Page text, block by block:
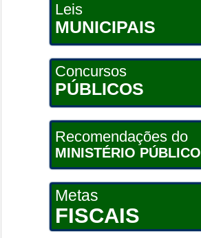
Leis
MUNICIPAIS
Concursos
PÚBLICOS
Recomendações do
MINISTÉRIO PÚBLICO
Metas
FISCAIS